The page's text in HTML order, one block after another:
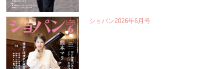
ショパン2026年6月号